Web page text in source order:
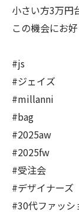
小さい方3万円
この機会にお
#js
#ジェイズ
#millanni
#bag
#2025aw
#2025fw
#受注会
#デザイナーズ
#30代ファッシ